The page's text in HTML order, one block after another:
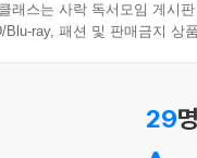
이, 키링 등 하찮아 보이
현실 엎고 튀어’를 이야기
래스는 사락 독서모임 게시
Blu-ray, 패션 및 판매금지 상
29